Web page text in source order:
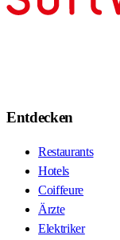
Entdecken
Restaurants
Hotels
Coiffeure
Ärzte
Elektriker